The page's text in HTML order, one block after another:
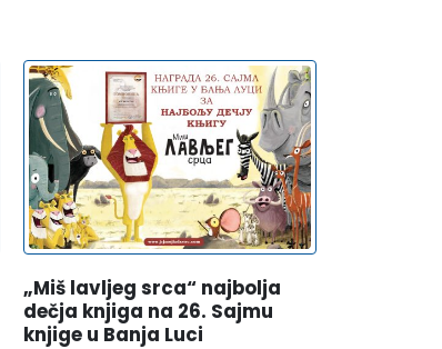
„Miš lavljeg srca“ najbolja
dečja knjiga na 26. Sajmu
knjige u Banja Luci